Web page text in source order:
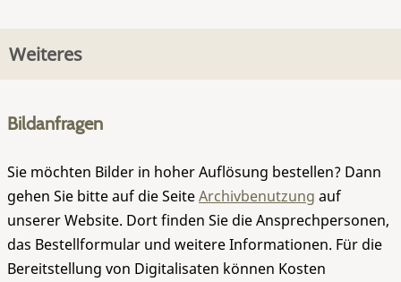
Weiteres
Bildanfragen
Sie möchten Bilder in hoher Auflösung bestellen? Dann
gehen Sie bitte auf die SeiteArchivbenutzung auf
unserer Website. Dort finden Sie die Ansprechpersonen,
das Bestellformular und weitere Informationen. Für die
Bereitstellung von Digitalisaten können Kosten